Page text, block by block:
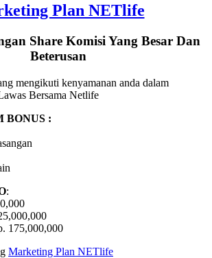
Plan NETlife
Share Komisi Yang Besar Dan
Beterusan
mengikuti kenyamanan anda dalam
Bersama Netlife
BONUS :
:
175,000,000
Marketing Plan NETlife